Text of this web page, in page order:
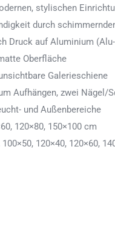
stylischen
durch
Druck auf Aluminium
Oberfläche
Galerieschiene
Aufhängen, zwei Nägel/
und Außenbereiche
120×80, 150×100 cm
120×40, 120×60,